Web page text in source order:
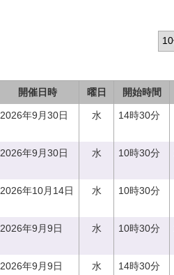
開催日時 曜日 開始時間
2026年9月30日 水 14時30分
2026年9月30日 水 10時30分
2026年10月14日 水 10時30分
2026年9月9日 水 10時30分
2026年9月9日 水 14時30分